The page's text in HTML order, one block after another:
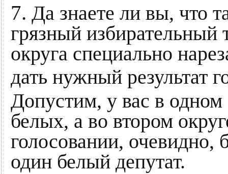
7. Да знаете ли вы, что
грязный избирательный
округа специально
дать нужный результат
Допустим, у вас в одном
белых, а во втором
голосовании,
один белый депутат.